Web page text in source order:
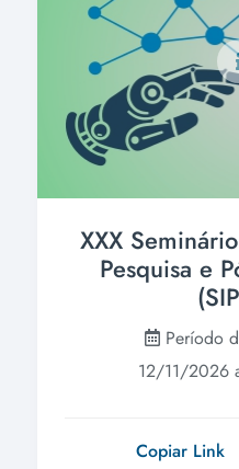
XXX
Pesquisa e
Período
12/11/2026
Copiar Link